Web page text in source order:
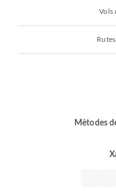
Vols
Mètodes